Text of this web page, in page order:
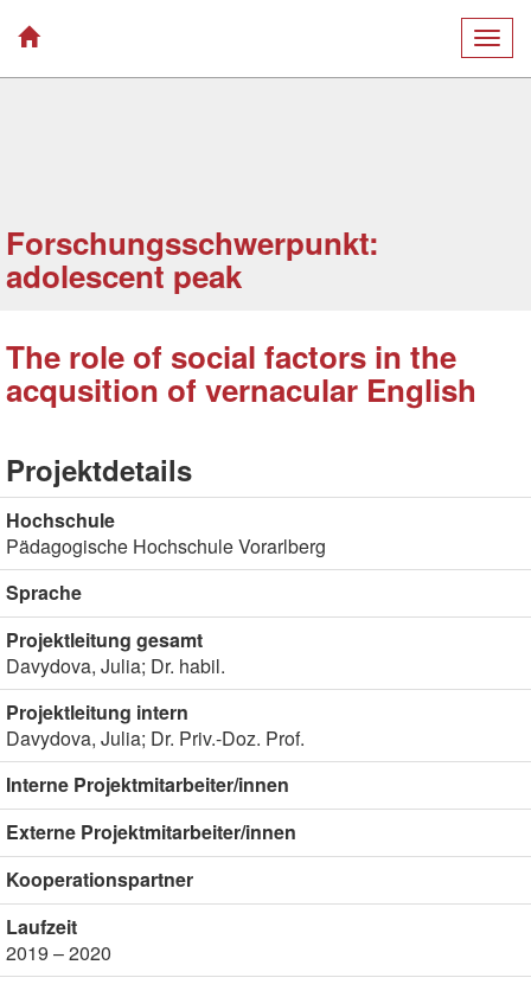
Forschungsschwerpunkt:
adolescent peak
The role of social factors in the
acqusition of vernacular English
Projektdetails
Hochschule
Pädagogische Hochschule Vorarlberg
Sprache
Projektleitung gesamt
Davydova, Julia; Dr. habil.
Projektleitung intern
Davydova, Julia; Dr. Priv.-Doz. Prof.
Interne Projektmitarbeiter/innen
Externe Projektmitarbeiter/innen
Kooperationspartner
Laufzeit
2019 – 2020